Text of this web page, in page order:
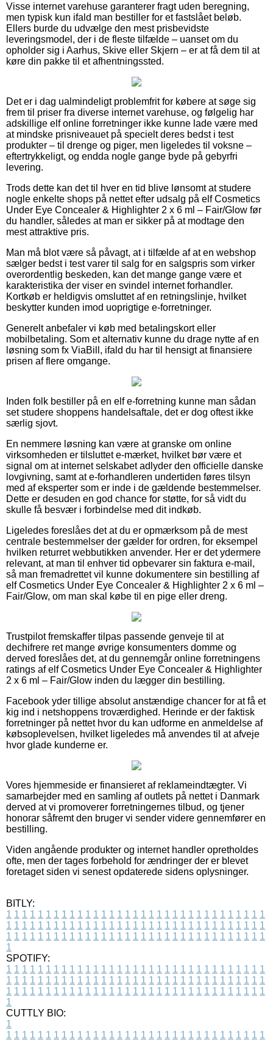
Visse internet varehuse garanterer fragt uden beregning,
men typisk kun ifald man bestiller for et fastslået beløb.
Ellers burde du udvælge den mest prisbevidste
leveringsmodel, der i de fleste tilfælde – uanset om du
opholder sig i Aarhus, Skive eller Skjern – er at få dem til at
køre din pakke til et afhentningssted.
Det er i dag ualmindeligt problemfrit for købere at søge sig
frem til priser fra diverse internet varehuse, og følgelig har
adskillige elf online forretninger ikke kunne lade være med
at mindske prisniveauet på specielt deres bedst i test
produkter – til drenge og piger, men ligeledes til voksne –
eftertrykkeligt, og endda nogle gange byde på gebyrfri
levering.
Trods dette kan det til hver en tid blive lønsomt at studere
nogle enkelte shops på nettet efter udsalg på elf Cosmetics
Under Eye Concealer & Highlighter 2 x 6 ml – Fair/Glow før
du handler, således at man er sikker på at modtage den
mest attraktive pris.
Man må blot være så påvagt, at i tilfælde af at en webshop
sælger bedst i test varer til salg for en salgspris som virker
overordentlig beskeden, kan det mange gange være et
karakteristika der viser en svindel internet forhandler.
Kortkøb er heldigvis omsluttet af en retningslinje, hvilket
beskytter kunden imod uoprigtige e-forretninger.
Generelt anbefaler vi køb med betalingskort eller
mobilbetaling. Som et alternativ kunne du drage nytte af en
løsning som fx ViaBill, ifald du har til hensigt at finansiere
prisen af flere omgange.
Inden folk bestiller på en elf e-forretning kunne man sådan
set studere shoppens handelsaftale, det er dog oftest ikke
særlig sjovt.
En nemmere løsning kan være at granske om online
virksomheden er tilsluttet e-mærket, hvilket bør være et
signal om at internet selskabet adlyder den officielle danske
lovgivning, samt at e-forhandleren undertiden føres tilsyn
med af eksperter som er inde i de gældende bestemmelser.
Dette er desuden en god chance for støtte, for så vidt du
skulle få besvær i forbindelse med dit indkøb.
Ligeledes foreslåes det at du er opmærksom på de mest
centrale bestemmelser der gælder for ordren, for eksempel
hvilken returret webbutikken anvender. Her er det ydermere
relevant, at man til enhver tid opbevarer sin faktura e-mail,
så man fremadrettet vil kunne dokumentere sin bestilling af
elf Cosmetics Under Eye Concealer & Highlighter 2 x 6 ml –
Fair/Glow, om man skal købe til en pige eller dreng.
Trustpilot fremskaffer tilpas passende genveje til at
dechifrere ret mange øvrige konsumenters domme og
derved foreslåes det, at du gennemgår online forretningens
ratings af elf Cosmetics Under Eye Concealer & Highlighter
2 x 6 ml – Fair/Glow inden du lægger din bestilling.
Facebook yder tillige absolut anstændige chancer for at få et
kig ind i netshoppens troværdighed. Herinde er der faktisk
forretninger på nettet hvor du kan udforme en anmeldelse af
købsoplevelsen, hvilket ligeledes må anvendes til at afveje
hvor glade kunderne er.
Vores hjemmeside er finansieret af reklameindtægter. Vi
samarbejder med en samling af outlets på nettet i Danmark
derved at vi promoverer forretningernes tilbud, og tjener
honorar såfremt den bruger vi sender videre gennemfører en
bestilling.
Viden angående produkter og internet handler opretholdes
ofte, men der tages forbehold for ændringer der er blevet
foretaget siden vi senest opdaterede sidens oplysninger.
BITLY:
1 1 1 1 1 1 1 1 1 1 1 1 1 1 1 1 1 1 1 1 1 1 1 1 1 1 1 1 1 1 1 1 1
1 1 1 1 1 1 1 1 1 1 1 1 1 1 1 1 1 1 1 1 1 1 1 1 1 1 1 1 1 1 1 1 1
1 1 1 1 1 1 1 1 1 1 1 1 1 1 1 1 1 1 1 1 1 1 1 1 1 1 1 1 1 1 1 1 1
1
SPOTIFY:
1 1 1 1 1 1 1 1 1 1 1 1 1 1 1 1 1 1 1 1 1 1 1 1 1 1 1 1 1 1 1 1 1
1 1 1 1 1 1 1 1 1 1 1 1 1 1 1 1 1 1 1 1 1 1 1 1 1 1 1 1 1 1 1 1 1
1 1 1 1 1 1 1 1 1 1 1 1 1 1 1 1 1 1 1 1 1 1 1 1 1 1 1 1 1 1 1 1 1
1
CUTTLY BIO:
1
1 1 1 1 1 1 1 1 1 1 1 1 1 1 1 1 1 1 1 1 1 1 1 1 1 1 1 1 1 1 1 1 1